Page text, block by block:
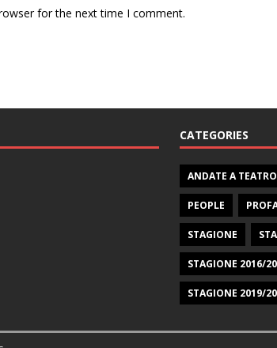
for the next time I comment.
CATEGORIES
ANDATE A TEATRO
PEOPLE
STAGIONE
STAGIONE 2016/
STAGIONE 2019/